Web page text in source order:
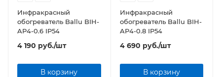
Инфракрасный
обогреватель Ballu BIH-
AP4-0.6 IP54
4 190 руб./шт
В корзину
Инфракрасный
обогреватель Ballu BIH-
AP4-0.8 IP54
4 690 руб./шт
В корзину